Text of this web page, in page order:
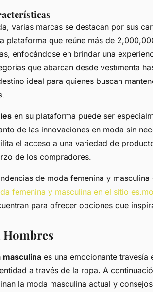
varias marcas se destacan por sus
plataforma que reúne más de
enfocándose en brindar una
que abarcan desde vestimenta
ideal para quienes buscan
en su plataforma puede ser
de las innovaciones en moda sin
el acceso a una variedad de
de los compradores.
de moda femenina y masculina
femenina y masculina en el sitio
para ofrecer opciones que
Hombres
masculina es una emocionante travesía
a través de la ropa. A
la moda masculina actual y